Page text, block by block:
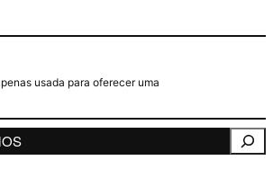
usada para oferecer uma